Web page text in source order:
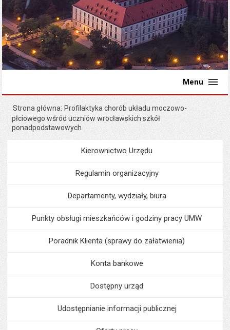
Menu
Strona główna Profilaktyka chorób układu moczowo-
płciowego wśród uczniów wrocławskich szkół
ponadpodstawowych
MenuUrząd Miejski
Kierownictwo Urzędu
Regulamin organizacyjny
Departamenty, wydziały, biura
Punkty obsługi mieszkańców i godziny pracy UMW
Poradnik Klienta (sprawy do załatwienia)
Konta bankowe
Dostępny urząd
Udostępnianie informacji publicznej